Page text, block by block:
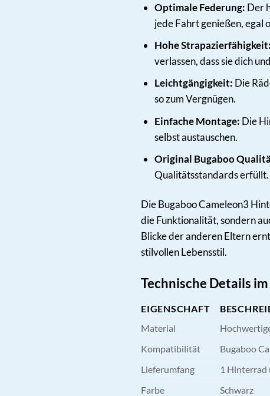
Optimale Federung: Der
jede Fahrt genießen, egal
Hohe Strapazierfähigkeit:
verlassen, dass sie dich
Leichtgängigkeit: Die
so zum Vergnügen.
Einfache Montage: Die
selbst austauschen.
Original Bugaboo
Qualitätsstandards erfüllt.
Die Bugaboo Cameleon3
die Funktionalität, sondern
Blicke der anderen Eltern
stilvollen Lebensstil.
Technische Details
EIGENSCHAFT
Material
Kompatibilität
Bugaboo
Lieferumfang
1 Hinterrad
Farbe
Schwarz